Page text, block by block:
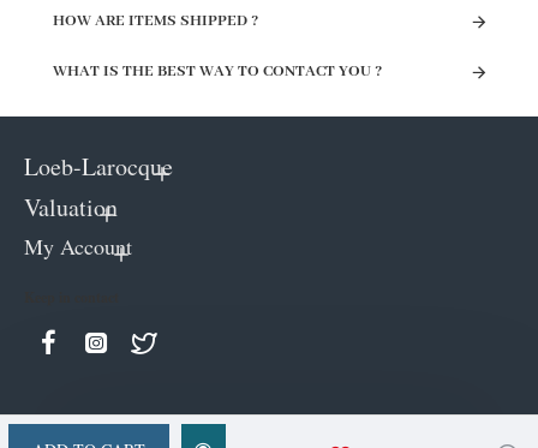
HOW ARE ITEMS SHIPPED ?
WHAT IS THE BEST WAY TO CONTACT YOU ?
Loeb-Larocque
Valuation
My Account